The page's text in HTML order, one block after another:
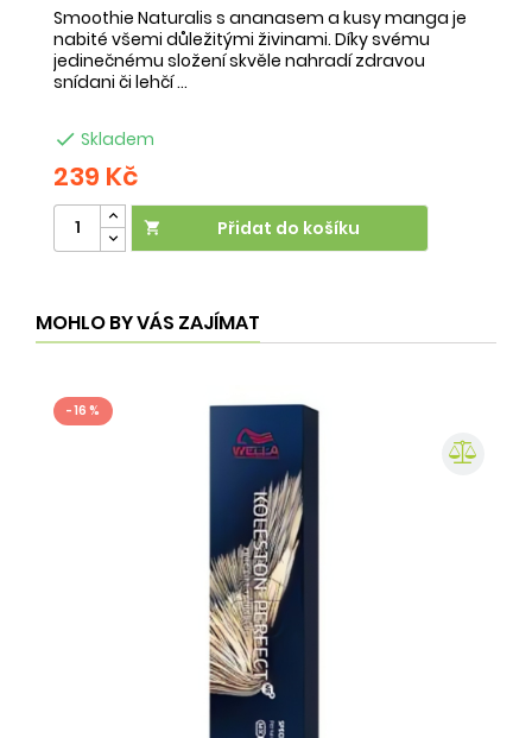
Smoothie Naturalis s ananasem a kusy manga je
nabité všemi důležitými živinami. Díky svému
jedinečnému složení skvěle nahradí zdravou
snídani či lehčí ...
 Skladem
239 Kč
 Přidat do košíku
MOHLO BY VÁS ZAJÍMAT
- 16 %